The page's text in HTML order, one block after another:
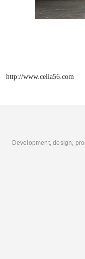
http://www.celia56.com
Development, design,